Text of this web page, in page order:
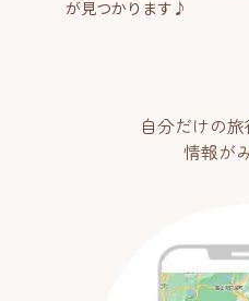
が見つかります♪
自分だけの
情報が